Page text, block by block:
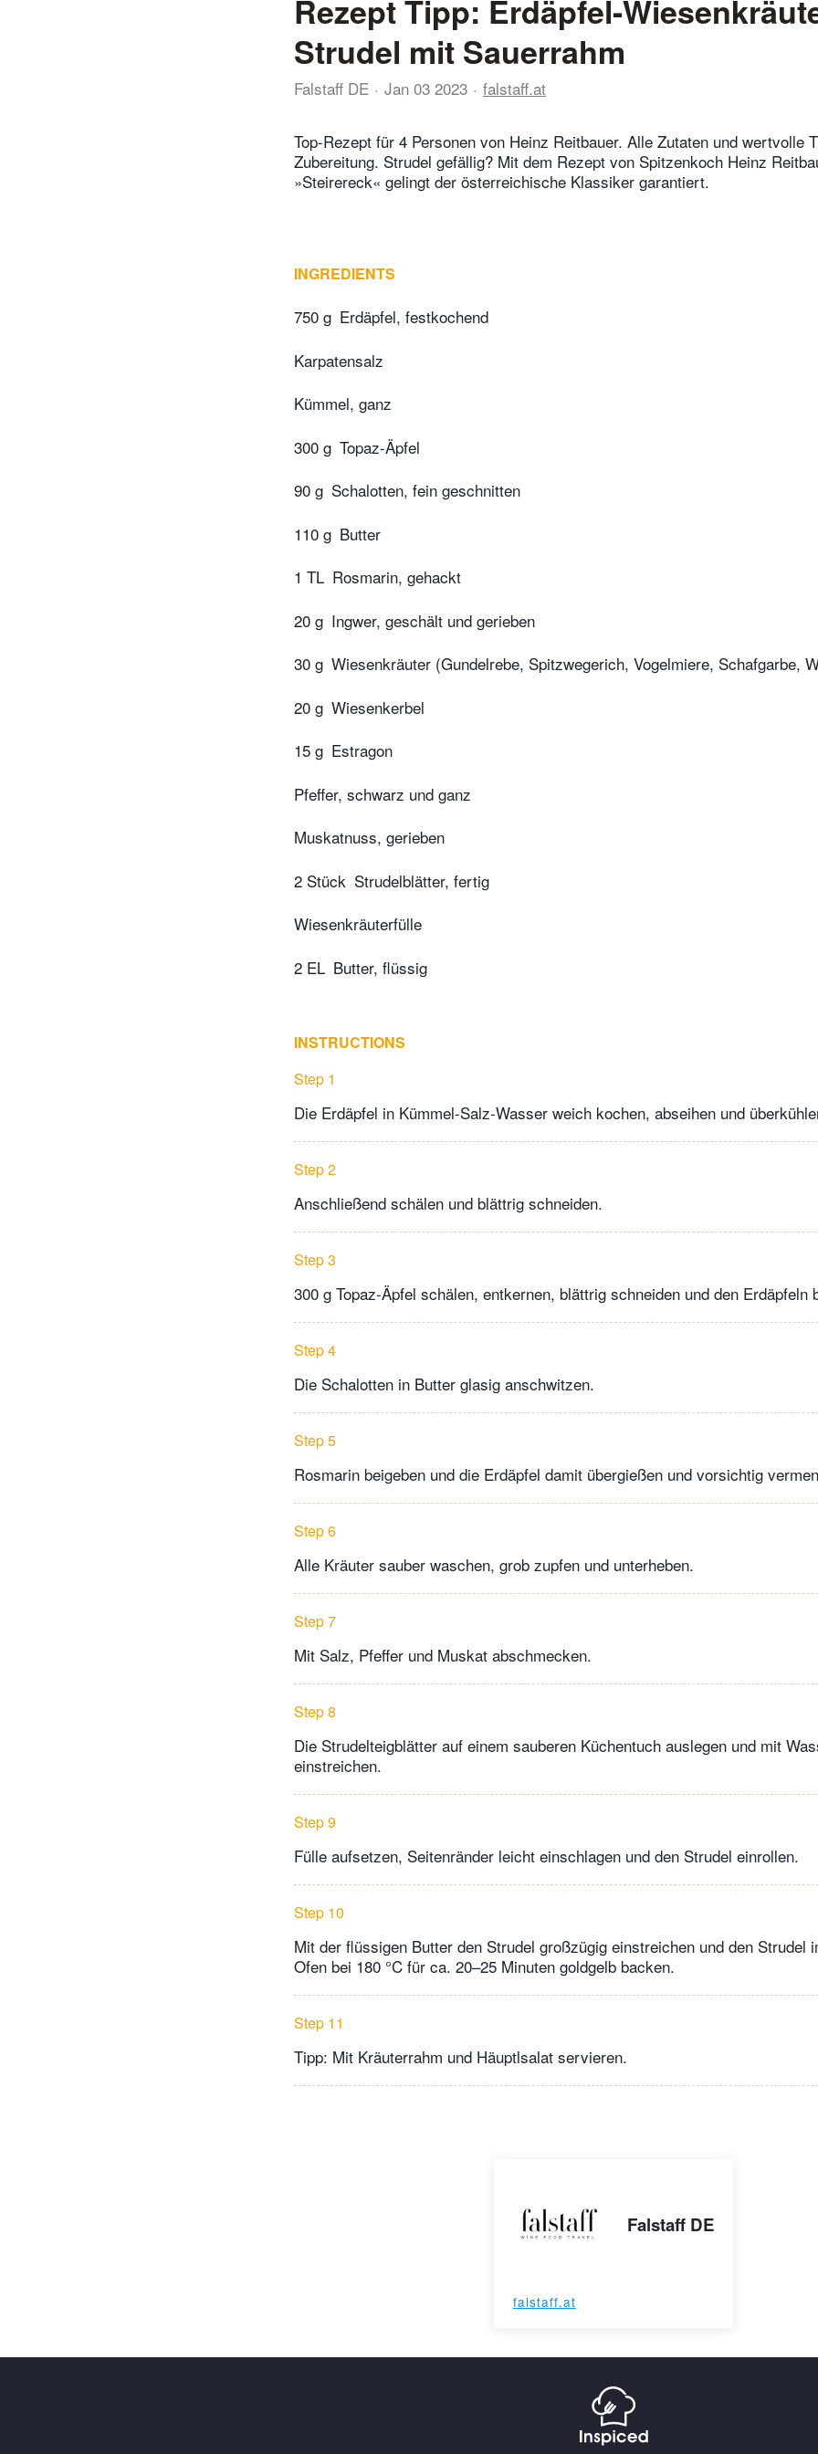
Rezept Tipp: Erdäpfel-
Strudel mit Sauerrahm
Falstaff DE Jan 03 2023 falstaff.at
Top-Rezept für 4 Personen von Heinz Reitbauer. Alle Zutaten und wertvolle
Zubereitung. Strudel gefällig? Mit dem Rezept von Spitzenkoch Heinz
»Steirereck« gelingt der österreichische Klassiker garantiert.
INGREDIENTS
750 g Erdäpfel, festkochend
Karpatensalz
Kümmel, ganz
300 g Topaz-Äpfel
90 g Schalotten, fein geschnitten
110 g Butter
1 TL Rosmarin, gehackt
20 g Ingwer, geschält und gerieben
30 g Wiesenkräuter (Gundelrebe, Spitzwegerich, Vogelmiere, Schafgarbe,
20 g Wiesenkerbel
15 g Estragon
Pfeffer, schwarz und ganz
Muskatnuss, gerieben
2 Stück Strudelblätter, fertig
Wiesenkräuterfülle
2 EL Butter, flüssig
INSTRUCTIONS
Step 1
Die Erdäpfel in Kümmel-Salz-Wasser weich kochen, abseihen und
Step 2
Anschließend schälen und blättrig schneiden.
Step 3
300 g Topaz-Äpfel schälen, entkernen, blättrig schneiden und den Erdäpfeln
Step 4
Die Schalotten in Butter glasig anschwitzen.
Step 5
Rosmarin beigeben und die Erdäpfel damit übergießen und vorsichtig
Step 6
Alle Kräuter sauber waschen, grob zupfen und unterheben.
Step 7
Mit Salz, Pfeffer und Muskat abschmecken.
Step 8
Die Strudelteigblätter auf einem sauberen Küchentuch auslegen und mit
einstreichen.
Step 9
Fülle aufsetzen, Seitenränder leicht einschlagen und den Strudel einrollen.
Step 10
Mit der flüssigen Butter den Strudel großzügig einstreichen und den Strudel
Ofen bei 180 °C für ca. 20–25 Minuten goldgelb backen.
Step 11
Tipp: Mit Kräuterrahm und Häuptlsalat servieren.
Falstaff DE
falstaff.at